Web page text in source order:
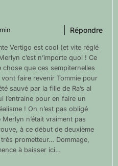
Vertigo est cool (et vite réglé
c’est n’importe quoi ! Ce
chose que ces sempiternelles
faire revenir Tommie pour
sauvé par la fille de Ra’s al
l’entraine pour en faire un
! On n’est pas obligé
n’était vraiment pas
à ce début de deuxième
prometteur… Dommage,
à baisser ici…
Répondre